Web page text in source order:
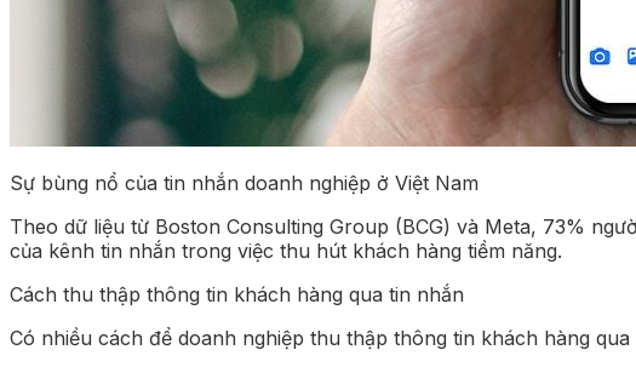
Sự bùng nổ của tin nhắn doanh nghiệp ở Việt Nam
Theo dữ liệu từ Boston Consulting Group (BCG) và Meta, 73%
của kênh tin nhắn trong việc thu hút khách hàng tiềm năng.
Cách thu thập thông tin khách hàng qua tin nhắn
Có nhiều cách để doanh nghiệp thu thập thông tin khách hàng qua